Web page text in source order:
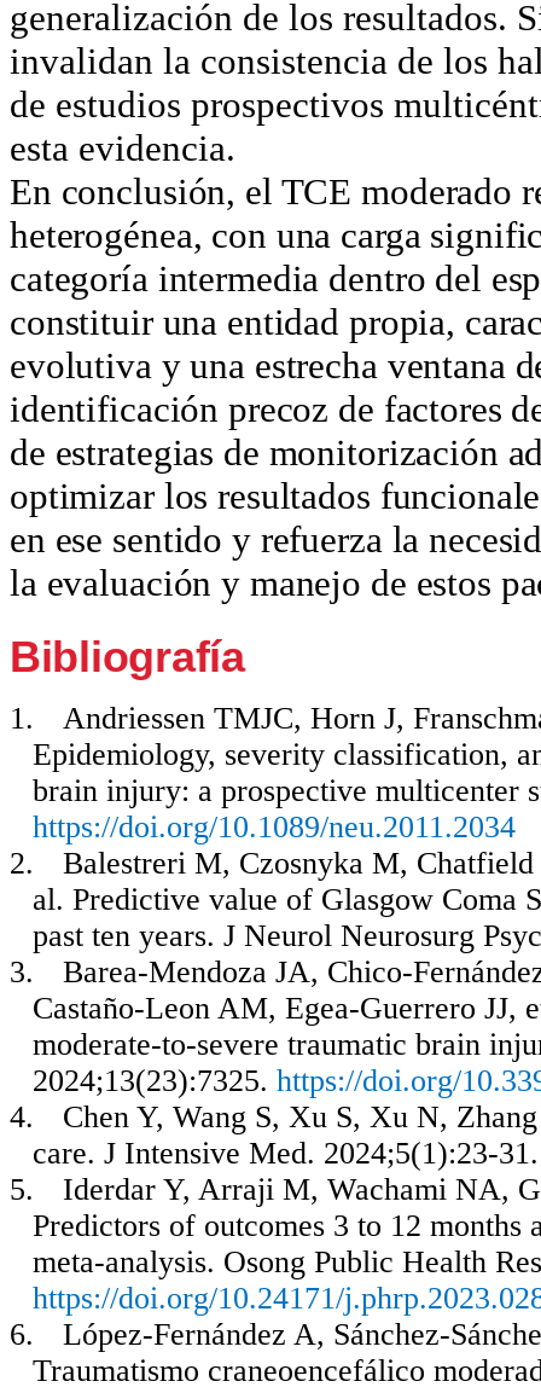
generalización de los resultados.
invalidan la consistencia de los
de estudios prospectivos
esta evidencia.
En conclusión, el TCE moderado
heterogénea, con una carga
categoría intermedia dentro del
constituir una entidad propia,
evolutiva y una estrecha ventana
identificación precoz de factores
de estrategias de monitorización
optimizar los resultados
en ese sentido y refuerza la
la evaluación y manejo de estos
Bibliografía
1.
Andriessen TMJC, Horn J,
Epidemiology, severity classification,
brain injury: a prospective multicenter
https://doi.org/10.1089/neu.2011.2034
2.
Balestreri M, Czosnyka M,
al. Predictive value of Glasgow Coma
past ten years. J Neurol Neurosurg
3.
Barea-Mendoza JA, Chico-Ferná
Castaño-Leon AM, Egea-Guerrero JJ,
moderate-to-severe traumatic brain
2024;13(23):7325. https://doi.org/
4.
Chen Y, Wang S, Xu S, Xu N,
care. J Intensive Med. 2024;5(1):23-
5.
Iderdar Y, Arraji M, Wachami NA,
Predictors of outcomes 3 to 12
meta-analysis. Osong Public Health
https://doi.org/10.24171/
6.
López-Fernández A, Sánchez-Sá
Traumatismo craneoencefálico